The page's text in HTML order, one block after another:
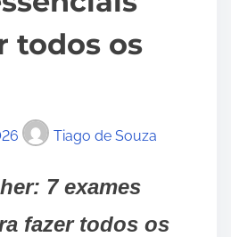
todos os
Tiago de Souza
7 exames
fazer todos os